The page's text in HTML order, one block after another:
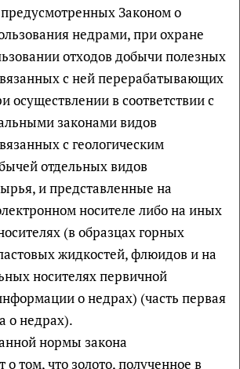
Законом о
недрами, при охране
отходов добычи полезных
с ней перерабатывающих
осуществлении в соответствии с
законами видов
с геологическим
отдельных видов
и представленные на
носителе либо на иных
(в образцах горных
жидкостей, флюидов и на
носителях первичной
о недрах) (часть первая
о недрах).
нормы закона
о том, что золото, полученное в